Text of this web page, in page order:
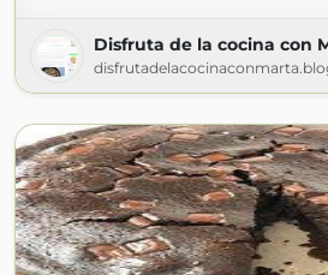
Disfruta de la cocina con